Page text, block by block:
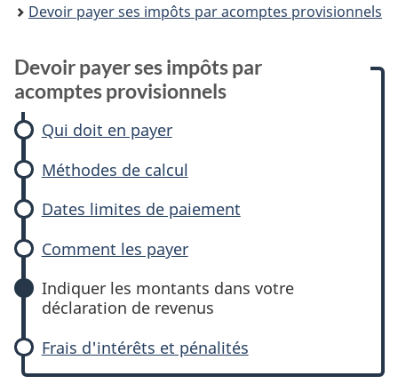
Devoir payer ses impôts par acomptes provisionnels
Devoir payer ses impôts par
acomptes provisionnels
Qui doit en payer
Méthodes de calcul
Dates limites de paiement
Comment les payer
Indiquer les montants dans votre
déclaration de revenus
Frais d'intérêts et pénalités